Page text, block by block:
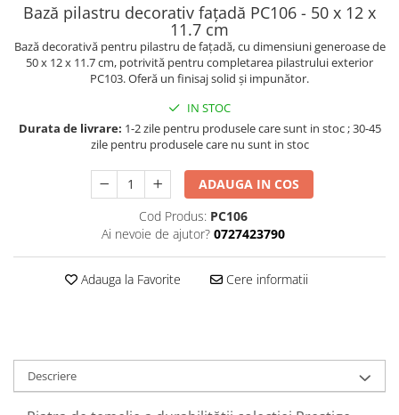
Bază pilastru decorativ fațadă PC106 - 50 x 12 x
11.7 cm
Bază decorativă pentru pilastru de fațadă, cu dimensiuni generoase de
50 x 12 x 11.7 cm, potrivită pentru completarea pilastrului exterior
PC103. Oferă un finisaj solid și impunător.
IN STOC
Durata de livrare: 1-2 zile pentru produsele care sunt in stoc ; 30-45
zile pentru produsele care nu sunt in stoc
ADAUGA IN COS
Cod Produs: PC106
Ai nevoie de ajutor? 0727423790
Adauga la Favorite Cere informatii
Descriere